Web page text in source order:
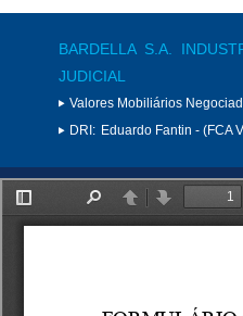
BARDELLA S.A.
JUDICIAL
Valores Mobiliários
DRI: Eduardo Fantin - (FCA